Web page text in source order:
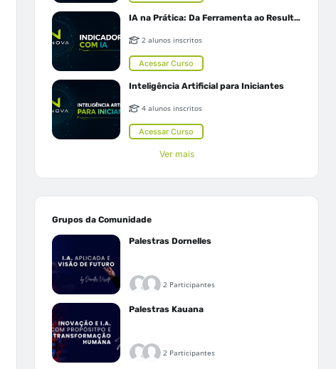
IA na Prática: Da Ferramenta ao Resultado
2 alunos inscritos
Acessar Curso
Inteligência Artificial para Iniciantes
4 alunos inscritos
Acessar Curso
Ver mais
Grupos da Comunidade
Palestras Dornelles
2 Participantes
Palestras Kauana
2 Participantes